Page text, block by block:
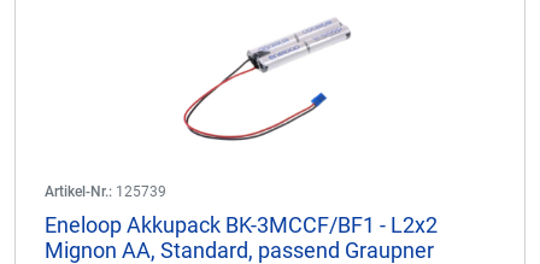
Artikel-Nr.: 125739
Eneloop Akkupack BK-3MCCF/BF1 - L2x2
Mignon AA, Standard, passend Graupner